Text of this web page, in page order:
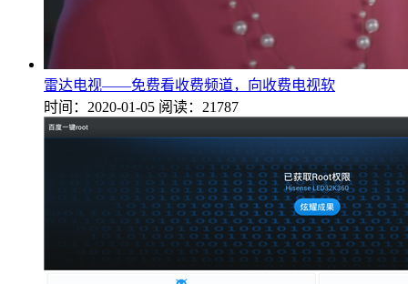
雷达电视——免费看收费频道，向收费电视软
时间：2020-01-05 阅读：21787